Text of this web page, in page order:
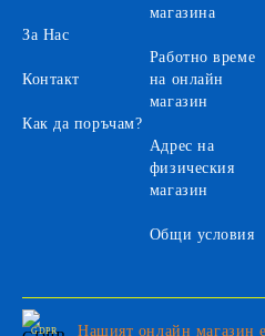
За Нас
Контакт
Как да поръчам?
магазина
Работно време
на онлайн
магазин
Адрес на
физическия
магазин
Общи условия
GDPR Нашият онлайн магазин